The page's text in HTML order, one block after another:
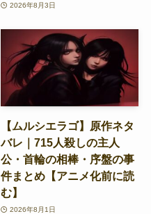
2026年8月3日
【ムルシエラゴ】原作ネタ
バレ｜715人殺しの主人
公・首輪の相棒・序盤の事
件まとめ【アニメ化前に読
む】
2026年8月1日